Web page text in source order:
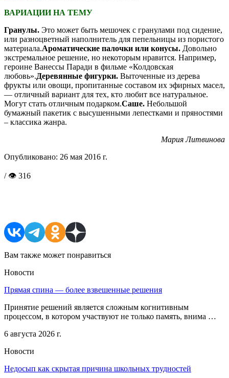
ВАРИАЦИИ НА ТЕМУ
Гранулы. Это может быть мешочек с гранулами под сидение,
или разноцветный наполнитель для пепельницы из пористого
материала.Ароматические палочки или конусы. Довольно
экстремальное решение, но некоторым нравится. Например,
героине Ванессы Паради в фильме «Колдовская
любовь».Деревянные фигурки. Выточенные из дерева
фрукты или овощи, пропитанные составом их эфирных масел,
— отличный вариант для тех, кто любит все натуральное.
Могут стать отличным подарком.Саше. Небольшой
бумажный пакетик с высушенными лепестками и пряностями
– классика жанра.
Мария Литвинова
Опубликовано: 26 мая 2016 г.
/ 👁 316
Вам также может понравиться
Новости
Прямая спина — более взвешенные решения
Принятие решений является сложным когнитивным
процессом, в котором участвуют не только память, внима …
6 августа 2026 г.
Новости
Недосып как скрытая причина школьных трудностей